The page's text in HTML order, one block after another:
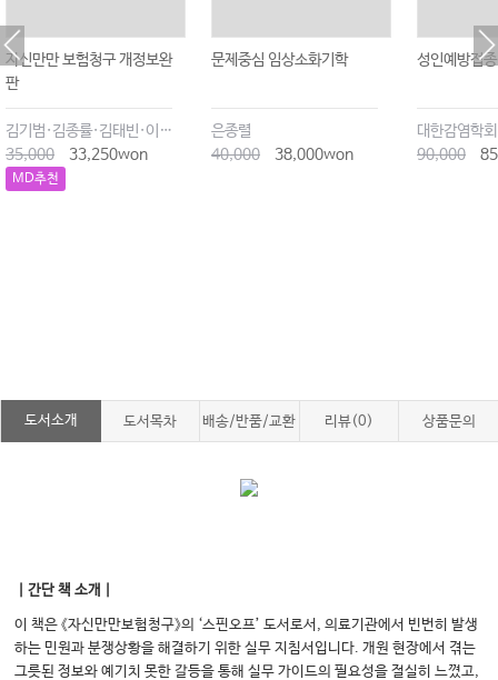
자신만만 보험청구 개정보완
판
김기범·김종률·김태빈·이동길·이창현·최윤종
35,000
33,250won
MD추천
문제중심 임상소화기학
은종렬
40,000
38,000won
성인예방접
대한감염학회
90,000
도서소개 도서목차 배송/반품/교환 리뷰(0) 상품문의
｜간단 책 소개｜
이 책은 《자신만만보험청구》의 ‘스핀오프’ 도서로서, 의료기관에서 빈번히 발생
하는 민원과 분쟁상황을 해결하기 위한 실무 지침서입니다. 개원 현장에서 겪는
그릇된 정보와 예기치 못한 갈등을 통해 실무 가이드의 필요성을 절실히 느꼈고,